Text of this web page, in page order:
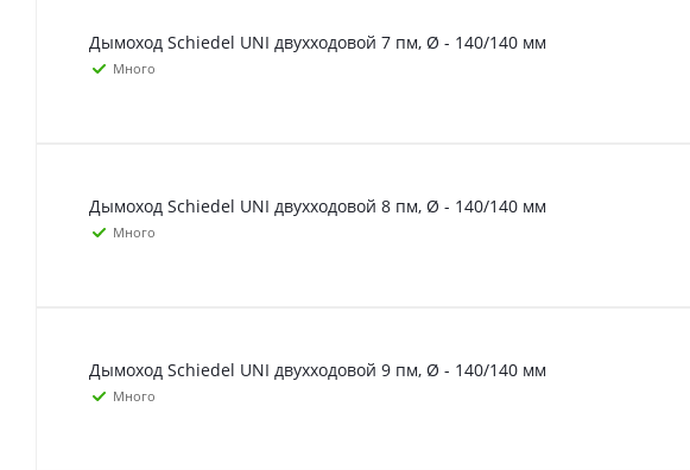
Дымоход Schiedel UNI двухходовой 7 пм, Ø - 140/140 мм
Много
Дымоход Schiedel UNI двухходовой 8 пм, Ø - 140/140 мм
Много
Дымоход Schiedel UNI двухходовой 9 пм, Ø - 140/140 мм
Много